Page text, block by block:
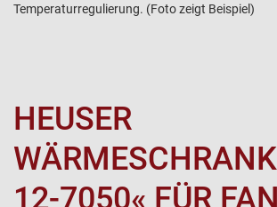
Temperaturregulierung. (Foto zeigt Beispiel)
HEUSER
12-7050« FÜR